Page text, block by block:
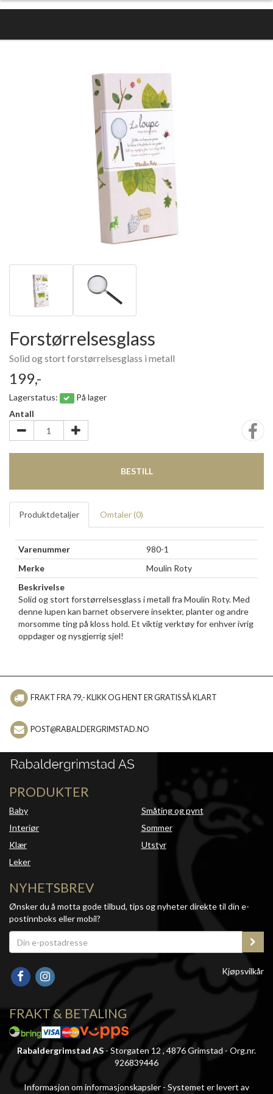
Forstørrelsesglass
Solid og stort forstørrelsesglass i metall
199,-
Lagerstatus:
På lager
Antall
BESTILL
Produktdetaljer Omtaler (0)
Varenummer
980-1
Merke
Moulin Roty
Beskrivelse
Solid og stort forstørrelsesglass i metall fra Moulin Roty. Med
denne lupen kan barnet observere insekter, planter og andre
morsomme ting på kloss hold. Et viktig verktøy for enhver ivrig
oppdager og nysgjerrig sjel!
FRAKT FRA 79,- KLIKK OG HENT ER GRATIS SÅ KLART
POST@RABALDERGRIMSTAD.NO
PRODUKTER
Baby
Interiør
Klær
Leker
Småting og pynt
Sommer
Utstyr
NYHETSBREV
Ønsker du å motta gode tilbud, tips og nyheter direkte til din e-
postinnboks eller mobil?
Kjøpsvilkår
FRAKT & BETALING
Rabaldergrimstad AS - Storgaten 12 , 4876 Grimstad - Org.nr.
926839446
Informasjon om informasjonskapsler - Systemet er levert av